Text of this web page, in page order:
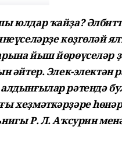
юлдар ҡайҙа?
көҙгөләй
йыш йөрөүселәр
әйтер. Элек-
рәтендә
хеҙмәткәрҙәре
Р. Л. Аҡсурин